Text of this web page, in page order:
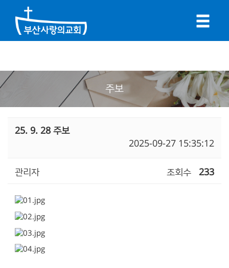
주보
25. 9. 28 주보
2025-09-27 15:35:12
관리자 조회수 233